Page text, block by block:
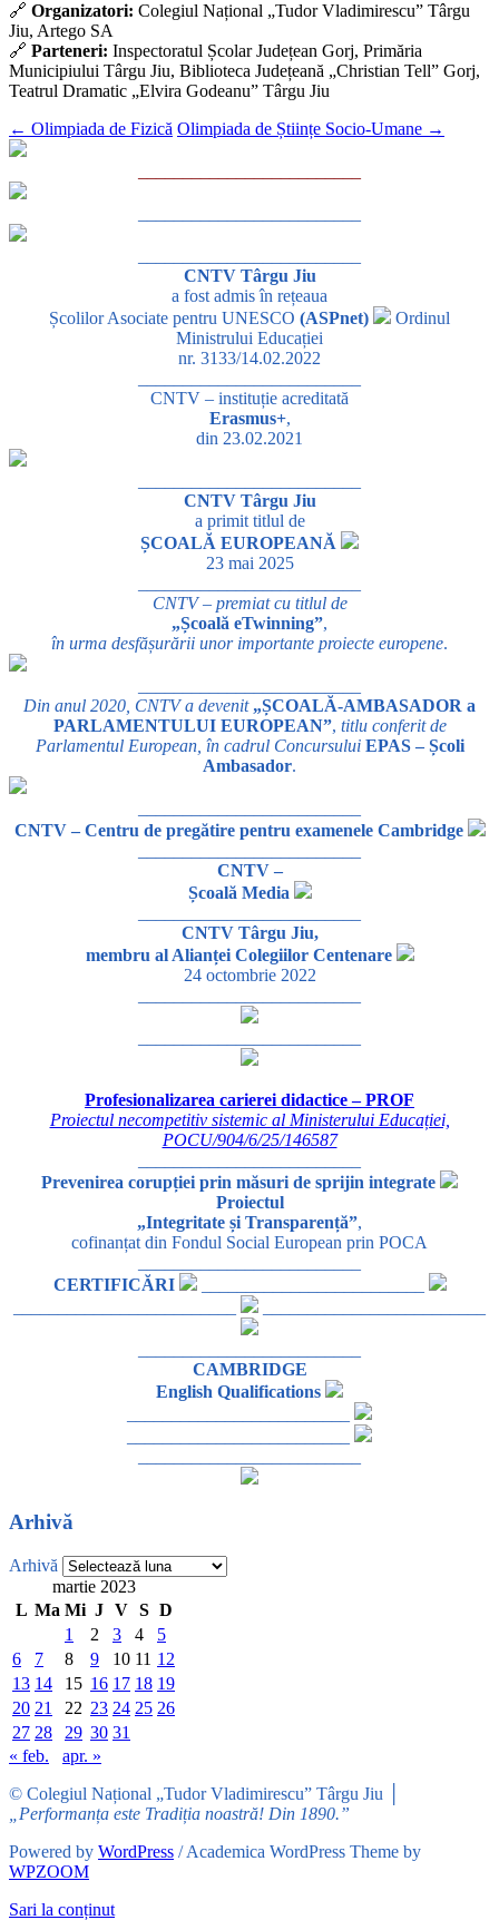
🔗 Organizatori: Colegiul Național „Tudor Vladimirescu” Târgu
Jiu, Artego SA
🔗 Parteneri: Inspectoratul Școlar Județean Gorj, Primăria
Municipiului Târgu Jiu, Biblioteca Județeană „Christian Tell” Gorj,
Teatrul Dramatic „Elvira Godeanu” Târgu Jiu
← Olimpiada de Fizică Olimpiada de Științe Socio-Umane →
CNTV Târgu Jiu
a fost admis în rețeaua
Școlilor Asociate pentru UNESCO (ASPnet)
Ordinul
Ministrului Educației
nr. 3133/14.02.2022
CNTV – instituție acreditată
Erasmus+,
din 23.02.2021
CNTV Târgu Jiu
a primit titlul de
ȘCOALĂ EUROPEANĂ
23 mai 2025
CNTV – premiat cu titlul de
„Școală eTwinning”,
în urma desfășurării unor importante proiecte europene.
Din anul 2020, CNTV a devenit „ȘCOALĂ-AMBASADOR a
PARLAMENTULUI EUROPEAN”, titlu conferit de
Parlamentul European, în cadrul Concursului EPAS – Școli
Ambasador.
CNTV – Centru de pregătire pentru examenele Cambridge
CNTV –
Școală Media
CNTV Târgu Jiu,
membru al Alianței Colegiilor Centenare
24 octombrie 2022
Profesionalizarea carierei didactice – PROF
Proiectul necompetitiv sistemic al Ministerului Educației,
POCU/904/6/25/146587
Prevenirea corupției prin măsuri de sprijin integrate
Proiectul
„Integritate și Transparență”,
cofinanțat din Fondul Social European prin POCA
CERTIFICĂRI
_________________________
CAMBRIDGE
English Qualifications
Arhivă
Arhivă
martie 2023
L Ma Mi J V S D
1
2 3 4
5
6
7 8 9 10 11 12
13 14 15 16 17 18 19
20 21 22 23 24 25 26
27 28 29 30 31
« feb.
apr. »
© Colegiul Național „Tudor Vladimirescu” Târgu Jiu │
„Performanța este Tradiția noastră! Din 1890.”
Powered by WordPress / Academica WordPress Theme by
WPZOOM
Sari la conținut